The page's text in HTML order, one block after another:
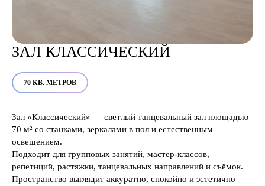
ЗАЛ КЛАССИЧЕСКИЙ
70 КВ. МЕТРОВ
Зал «Классический» — светлый танцевальный зал площадью
70 м² со станками, зеркалами в пол и естественным
освещением.
Подходит для групповых занятий, мастер-классов,
репетиций, растяжки, танцевальных направлений и съёмок.
Пространство выглядит аккуратно, спокойно и эстетично —